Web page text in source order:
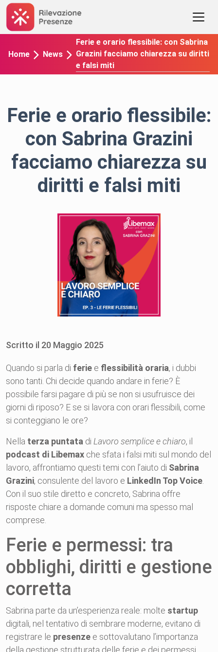
Home News
Ferie e orario flessibile: con Sabrina
Grazini facciamo chiarezza su diritti
e falsi miti
Ferie e orario flessibile:
con Sabrina Grazini
facciamo chiarezza su
diritti e falsi miti
Scritto il 20 Maggio 2025
Quando si parla di ferie e flessibilità oraria, i dubbi
sono tanti. Chi decide quando andare in ferie? È
possibile farsi pagare di più se non si usufruisce dei
giorni di riposo? E se si lavora con orari flessibili, come
si conteggiano le ore?
Nella terza puntata di Lavoro semplice e chiaro, il
podcast di Libemax che sfata i falsi miti sul mondo del
lavoro, affrontiamo questi temi con l’aiuto di Sabrina
Grazini, consulente del lavoro e LinkedIn Top Voice
Con il suo stile diretto e concreto, Sabrina offre
risposte chiare a domande comuni ma spesso mal
comprese.
Ferie e permessi: tra
obblighi, diritti e gestione
corretta
Sabrina parte da un’esperienza reale: molte startup
digitali, nel tentativo di sembrare moderne, evitano di
registrare le presenze e sottovalutano l’importanza
della gestione strutturata delle ferie e dei permessi.